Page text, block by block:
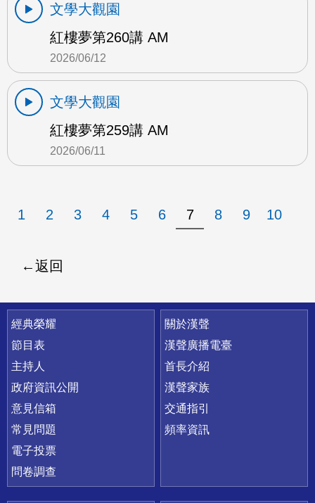
文學大觀園
紅樓夢第260講 AM
2026/06/12
文學大觀園
紅樓夢第259講 AM
2026/06/11
1 2 3 4 5 6 7 8 9 10
返回
快速連結
經典榮耀
節目表
主持人
政府資訊公開
意見信箱
常見問題
電子投票
問卷調查
關於漢聲
漢聲廣播電臺
首長介紹
漢聲家族
交通指引
頻率資訊